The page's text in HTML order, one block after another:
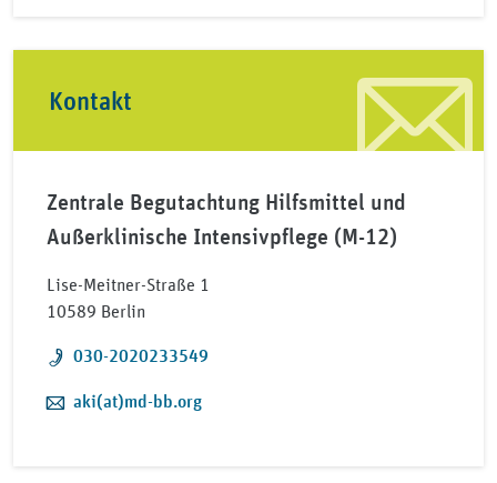
Kontakt
Zentrale Begutachtung Hilfsmittel und
Außerklinische Intensivpflege (M-12)
Lise-Meitner-Straße 1
10589 Berlin
Telefon:
030-2020233549
E-Mail:
aki(at)md-bb.org